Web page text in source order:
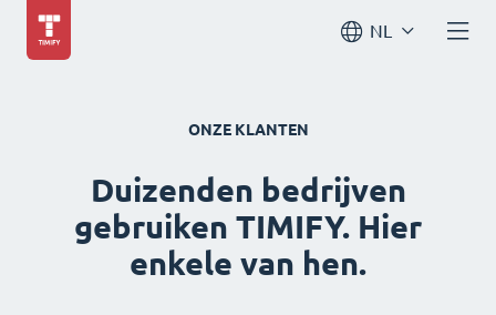
NL
ONZE KLANTEN
Duizenden bedrijven
gebruiken TIMIFY. Hier
enkele van hen.